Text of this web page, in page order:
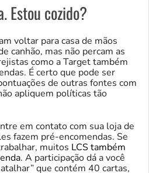
Estou cozido?
voltar para casa de mãos
canhão, mas não percam as
como a Target também
É certo que pode ser
de outras fontes com
apliquem políticas tão
em contato com sua loja de
fazem pré-encomendas. Se
muitos LCS também
. A participação dá a você
que contém 40 cartas,